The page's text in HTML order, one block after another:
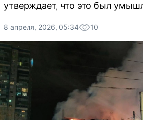
утверждает, что это был
8 апреля, 2026, 05:34 10